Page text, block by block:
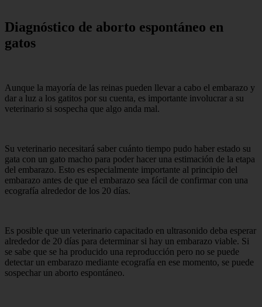
Diagnóstico de aborto espontáneo en
gatos
Aunque la mayoría de las reinas pueden llevar a cabo el embarazo y
dar a luz a los gatitos por su cuenta, es importante involucrar a su
veterinario si sospecha que algo anda mal.
Su veterinario necesitará saber cuánto tiempo pudo haber estado su
gata con un gato macho para poder hacer una estimación de la etapa
del embarazo. Esto es especialmente importante al principio del
embarazo antes de que el embarazo sea fácil de confirmar con una
ecografía alrededor de los 20 días.
Es posible que un veterinario capacitado en ultrasonido deba esperar
alrededor de 20 días para determinar si hay un embarazo viable. Si
se sabe que se ha producido una reproducción pero no se puede
detectar un embarazo mediante ecografía en ese momento, se puede
sospechar un aborto espontáneo.